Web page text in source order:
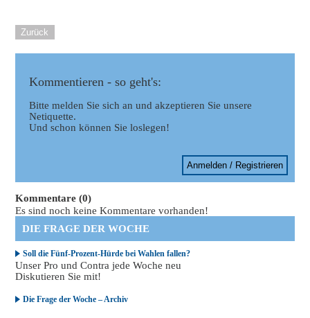
Zurück
Kommentieren - so geht's:
Bitte melden Sie sich an und akzeptieren Sie unsere
Netiquette.
Und schon können Sie loslegen!
Anmelden / Registrieren
Kommentare (0)
Es sind noch keine Kommentare vorhanden!
DIE FRAGE DER WOCHE
Soll die Fünf-Prozent-Hürde bei Wahlen fallen?
Unser Pro und Contra jede Woche neu
Diskutieren Sie mit!
Die Frage der Woche – Archiv